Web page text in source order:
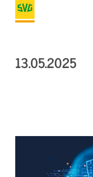
13.05.2025